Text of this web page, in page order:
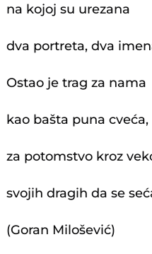
na kojoj su urezana
dva portreta, dva
Ostao je trag za nama
kao bašta puna cveća,
za potomstvo kroz
svojih dragih da se
(Goran Milošević)